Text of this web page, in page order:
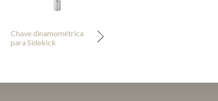
Chave dinamométrica
para Sidekick